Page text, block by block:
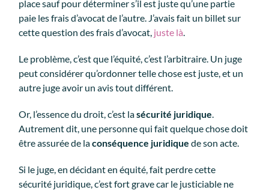
place sauf pour déterminer s’il est juste qu’une partie
paie les frais d’avocat de l’autre. J’avais fait un billet sur
cette question des frais d’avocat, juste là.
Le problème, c’est que l’équité, c’est l’arbitraire. Un juge
peut considérer qu’ordonner telle chose est juste, et un
autre juge avoir un avis tout différent.
Or, l’essence du droit, c’est lasécurité juridique.
Autrement dit, une personne qui fait quelque chose doit
être assurée de laconséquence juridique de son acte.
Si le juge, en décidant en équité, fait perdre cette
sécurité juridique, c’est fort grave car le justiciable ne